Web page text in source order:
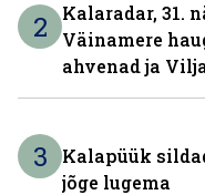
2
Kalaradar, 31.
Väinamere
ahvenad ja
3
Kalapüük
jõge lugema